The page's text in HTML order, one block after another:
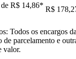
R$ 14,86* R$
Todos os encargos
de parcelamento e
valor.